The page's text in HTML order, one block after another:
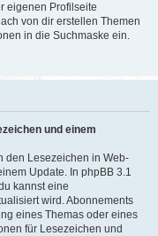
eigenen Profilseite
von dir erstellen Themen
in die Suchmaske ein.
und einem
den Lesezeichen in Web-
Update. In phpBB 3.1
kannst eine
wird. Abonnements
eines Themas oder eines
für Lesezeichen und